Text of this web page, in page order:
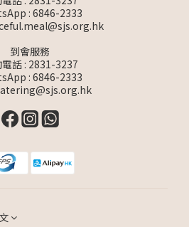
: 6846-2333
到會服務
話 : 2831-3237
: 6846-2333